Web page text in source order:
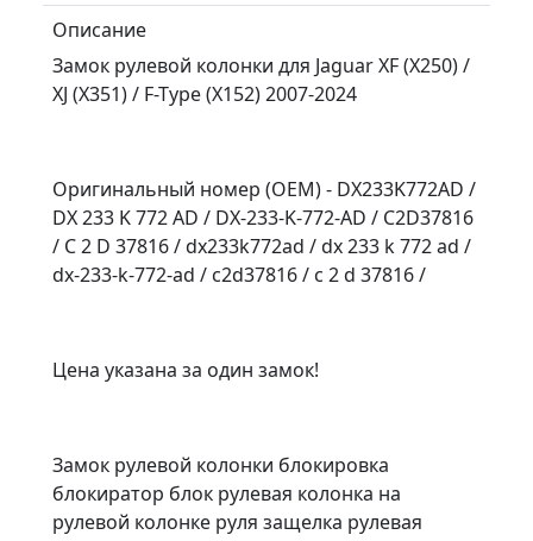
Описание
Замок рулевой колонки для Jaguar XF (X250) /
XJ (X351) / F-Type (X152) 2007-2024
Оригинальный номер (OEM) - DX233K772AD /
DX 233 K 772 AD / DX-233-K-772-AD / C2D37816
/ C 2 D 37816 / dx233k772ad / dx 233 k 772 ad /
dx-233-k-772-ad / c2d37816 / c 2 d 37816 /
Цена указана за один замок!
Замок рулевой колонки блокировка
блокиратор блок рулевая колонка на
рулевой колонке руля защелка рулевая